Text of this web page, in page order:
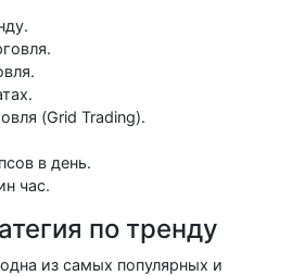
(Grid Trading).
в день.
час.
по тренду
из самых популярных и